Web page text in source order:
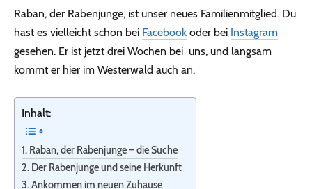
Raban, der Rabenjunge, ist unser neues Familienmitglied. Du
hast es vielleicht schon bei Facebook oder bei Instagram
gesehen. Er ist jetzt drei Wochen bei uns, und langsam
kommt er hier im Westerwald auch an.
Inhalt:
Raban, der Rabenjunge – die Suche
Der Rabenjunge und seine Herkunft
Ankommen im neuen Zuhause